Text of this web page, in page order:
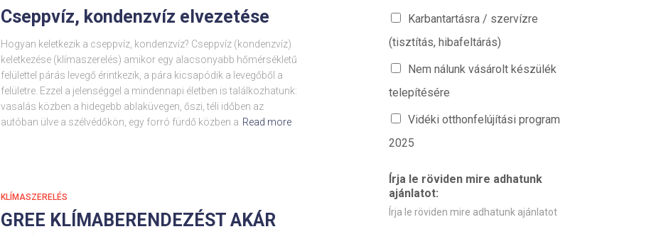
Cseppvíz, kondenzvíz elvezetése
Hogyan keletkezik a cseppvíz, kondenzvíz? Cseppvíz (kondenzvíz)
keletkezése (klímaszerelés) amikor egy alacsonyabb hőmérsékletű
felülettel párás levegő érintkezik, a pára kicsapódik a levegőből a
felületre. Ezzel a jelenséggel a mindennapi életben is találkozhatunk:
vasalás közben a hidegebb ablaküvegen, őszi, téli időben az
autóban ülve a szélvédőkön, egy forró fürdő közben a Read more
KLÍMASZERELÉS
GREE KLÍMABERENDEZÉST AKÁR
Karbantartásra / szervízre
(tisztítás, hibafeltárás)
Nem nálunk vásárolt készülék
telepítésére
Vidéki otthonfelújítási program
2025
Írja le röviden mire adhatunk
ajánlatot: